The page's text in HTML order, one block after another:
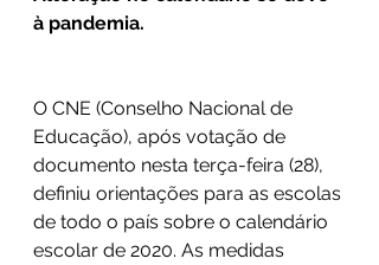
à pandemia.
O CNE (Conselho Nacional de
Educação), após votação de
documento nesta terça-feira (28),
definiu orientações para as escolas
de todo o país sobre o calendário
escolar de 2020. As medidas